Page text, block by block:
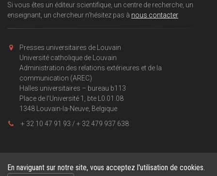
En naviguant sur notre site, vous acceptez l'utilisation de cookies.
Si vous êtes un éditeur scientifique, un centre de recherche, un
enseignant, un chercheur n'hésitez pas à nous contacter
Presses universitaires de Louvain
Université catholique de Louvain
Administration des relations extérieures et de la
communication (AREC)
Halles universitaires – bureau b113
Place de l'Université 1, bte L0.01.08
1348 Louvain-la-Neuve, Belgique
+ 32 10 47 91 93 / + 32 479 937 638